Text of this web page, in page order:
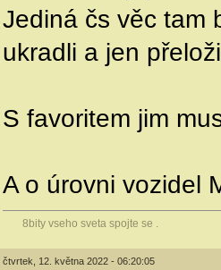
Jediná čs věc tam
ukradli a jen
S favoritem jim
A o úrovni vozidel
8bity vseho sveta spojte se .
čtvrtek, 12. května 2022 - 06:20:05